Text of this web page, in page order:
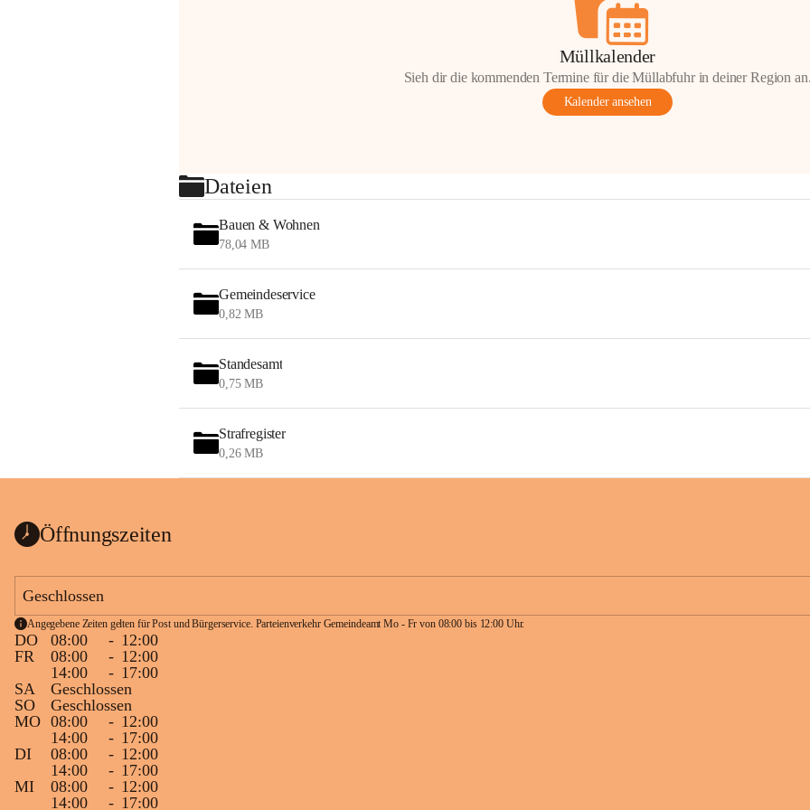
Müllkalender
Sieh dir die kommenden Termine für die Müllabfuhr in deiner Region
Kalender ansehen
Dateien
Bauen & Wohnen
78,04 MB
Gemeindeservice
0,82 MB
Standesamt
0,75 MB
Strafregister
0,26 MB
Öffnungszeiten
Geschlossen
Angegebene Zeiten gelten für Post und Bürgerservice. Parteienverkehr Gemeindeamt Mo - Fr von 08:00 bis 12:00 Uhr.
DO 08:00 - 12:00
FR
08:00 - 12:00
14:00
- 17:00
SA
Geschlossen
SO
Geschlossen
MO 08:00 - 12:00
14:00
- 17:00
DI
08:00 - 12:00
14:00
- 17:00
MI
08:00 - 12:00
14:00
- 17:00